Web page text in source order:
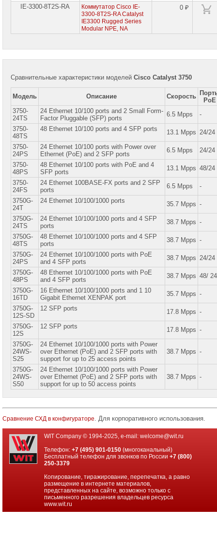
IE-3300-8T2S-RA
Коммутатор Cisco IE-
3300-8T2S-RA Catalyst
IE3300 Rugged Series
Modular NPE, NA
0 ₽
Сравнительные характеристики моделей Cisco Catalyst 3750
Модель Описание Скорость
PoE
3750-
24TS
24 Ethernet 10/100 ports and 2 Small Form-
Factor Pluggable (SFP) ports
6.5 Mpps
-
3750-
48TS
48 Ethernet 10/100 ports and 4 SFP ports 13.1 Mpps 24/24
3750-
24PS
24 Ethernet 10/100 ports with Power over
Ethernet (PoE) and 2 SFP ports
6.5 Mpps
24/24
3750-
48PS
48 Ethernet 10/100 ports with PoE and 4
SFP ports
13.1 Mpps 48/24
3750-
24FS
24 Ethernet 100BASE-FX ports and 2 SFP
ports
6.5 Mpps
-
3750G-
24T
24 Ethernet 10/100/1000 ports 35.7 Mpps -
3750G-
24TS
24 Ethernet 10/100/1000 ports and 4 SFP
ports
38.7 Mpps -
3750G-
48TS
48 Ethernet 10/100/1000 ports and 4 SFP
ports
38.7 Mpps -
3750G-
24PS
24 Ethernet 10/100/1000 ports with PoE
and 4 SFP ports
38.7 Mpps 24/24
3750G-
48PS
48 Ethernet 10/100/1000 ports with PoE
and 4 SFP ports
38.7 Mpps 48/ 24
3750G-
16TD
16 Ethernet 10/100/1000 ports and 1 10
Gigabit Ethernet XENPAK port
35.7 Mpps -
3750G-
12S-SD
12 SFP ports 17.8 Mpps -
3750G-
12S
12 SFP ports 17.8 Mpps -
3750G-
24WS-
S25
24 Ethernet 10/100/1000 ports with Power
over Ethernet (PoE) and 2 SFP ports with
support for up to 25 access points
38.7 Mpps -
3750G-
24WS-
S50
24 Ethernet 10/100/1000 ports with Power
over Ethernet (PoE) and 2 SFP ports with
support for up to 50 access points
38.7 Mpps -
Сравнение СХД в конфигураторе. Для корпоративного использования.
WIT Company © 1994-2025, e-mail: welcome@wit.ru
Телефон:+7 (495) 901-0150 (многоканальный)
Бесплатный телефон для звонков по России+7 (800)
250-3379
Копирование, тиражирование, перепечатка, а равно
размещение в интернете материалов,
представленных на сайте, возможно только с
письменного разрешения владельцев ресурса
www.wit.ru